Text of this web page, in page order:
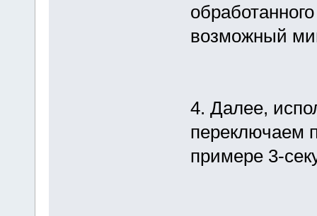
возможный
4. Далее,
переключаем
примере 3-